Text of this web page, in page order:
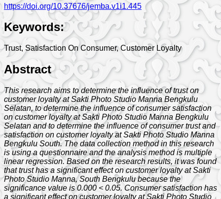
https://doi.org/10.37676/jemba.v1i1.445
Keywords:
Trust, Satisfaction On Consumer, Customer Loyalty
Abstract
This research aims to determine the influence of trust on
customer loyalty at Sakti Photo Studio Manna Bengkulu
Selatan, to determine the influence of consumer satisfaction
on customer loyalty at Sakti Photo Studio Manna Bengkulu
Selatan and to determine the influence of consumer trust and
satisfaction on customer loyalty at Sakti Photo Studio Manna
Bengkulu South. The data collection method in this research
is using a questionnaire and the analysis method is multiple
linear regression. Based on the research results, it was found
that trust has a significant effect on customer loyalty at Sakti
Photo Studio Manna, South Bengkulu because the
significance value is 0.000 < 0.05. Consumer satisfaction has
a significant effect on customer loyalty at Sakti Photo Studio